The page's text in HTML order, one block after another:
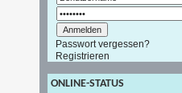
Passwort vergessen?
Registrieren
ONLINE-STATUS